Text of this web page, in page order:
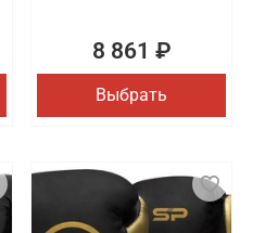
8 861 ₽
Выбрать